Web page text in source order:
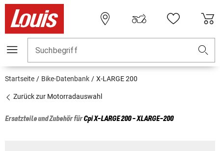
Suchbegriff
Startseite Bike-Datenbank X-LARGE 200
Zurück zur Motorradauswahl
Ersatzteile und Zubehör fürCpiX-LARGE 200 - XLARGE-200